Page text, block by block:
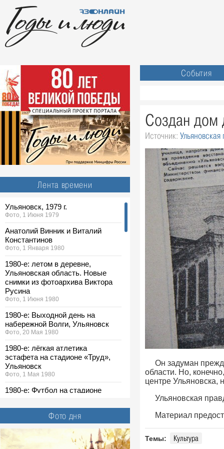
Лента времени
Ульяновск, 1979 г.
Фото, 1 Июня 1979
Анатолий Винник и Виталий
Константинов
Фото, 1 Января 1980
1980-е: летом в деревне,
Ульяновская область. Новые
снимки из фотоархива Виктора
Русина
Фото, 1 Июня 1980
1980-е: Выходной день на
набережной Волги, Ульяновск
Фото, 20 Мая 1980
1980-е: лёгкая атлетика
эстафета на стадионе «Труд»,
Ульяновск
Фото, 1 Мая 1980
1980-е: Футбол на стадионе
Фото, 1 Мая 1980
1980-е: выставка ДОСААФ,
Ульяновск. Новые снимки из
фотоархива Виктора Русина
Фото дня
События
Создан дом
Источник: Ульяновская
Он задуман
области. Но,
центре
Ульяновская
Материал
Темы: Культура